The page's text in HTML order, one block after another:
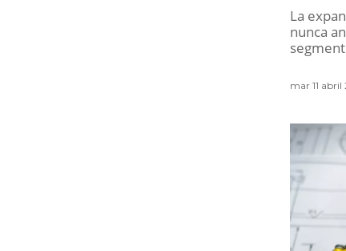
La
nunca
mar 11 abril